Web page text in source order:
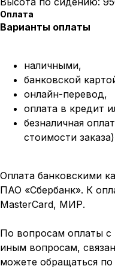
Оплата
Варианты оплаты
наличными,
банковской
онлайн-перевод,
оплата в кредит
безналичная
стоимости
Оплата банковскими
ПАО «Сбербанк». К
MasterCard, МИР.
По вопросам оплаты
иным вопросам,
можете обращаться по